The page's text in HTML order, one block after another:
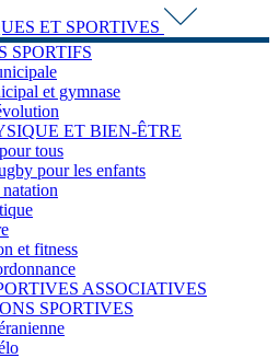
ET SPORTIVES
SPORTIFS
et gymnase
ET BIEN-ÊTRE
tous
pour les enfants
et fitness
ASSOCIATIVES
SPORTIVES